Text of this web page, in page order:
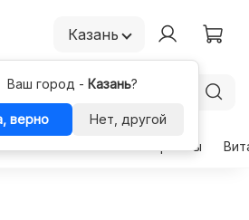
Казань
Ваш город - Казань?
верно
Нет, другой
Гормоны